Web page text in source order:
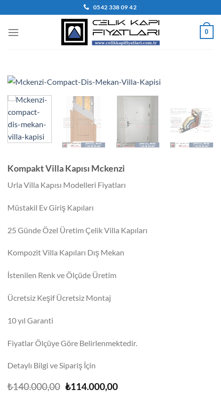
atla
0542 338 09 42
0
Kompakt Villa Kapısı Mckenzi
Urla Villa Kapısı Modelleri Fiyatları
Müstakil Ev Giriş Kapıları
25 Günde Özel Üretim Çelik Villa Kapıları
Kompozit Villa Kapıları Dış Mekan
İstenilen Renk ve Ölçüde Üretim
Ücretsiz Keşif Ücretsiz Montaj
10 yıl Garanti
Fiyatlar Ölçüye Göre Belirlenmektedir.
Detaylı Bilgi ve Sipariş İçin
₺140.000,00 Orijinal
₺114.000,00Şu